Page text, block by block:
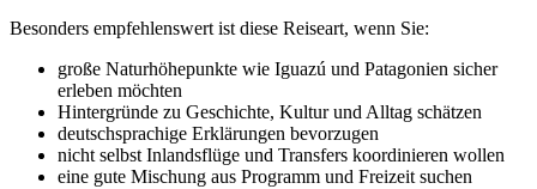
Besonders empfehlenswert ist diese Reiseart, wenn Sie:
große Naturhöhepunkte wie Iguazú und Patagonien sicher
erleben möchten
Hintergründe zu Geschichte, Kultur und Alltag schätzen
deutschsprachige Erklärungen bevorzugen
nicht selbst Inlandsflüge und Transfers koordinieren wollen
eine gute Mischung aus Programm und Freizeit suchen